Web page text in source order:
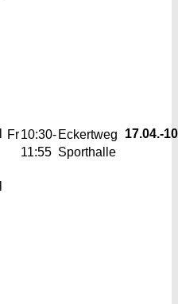
Fr10:30-
11:55
Eckertweg
Sporthalle
17.04.-